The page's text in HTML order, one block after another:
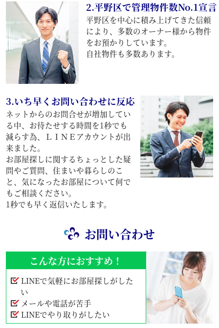
2.平野区で管理物件数No.1宣言
平野区を中心に積み上げてきた信頼
により、多数のオーナー様から物件
をお預かりしています。
自社物件も多数あります。
3.いち早くお問い合わせに反応
ネットからのお問合せが増加してい
る中、お待たせする時間を1秒でも
減らす為、ＬＩＮＥアカウントが出
来ました。
お部屋探しに関するちょっとした疑
問やご質問、住まいや暮らしのこ
と、気になったお部屋について何で
もご相談ください。
1秒でも早く返信いたします。
お問い合わせ
こんな方におすすめ！
LINEで気軽にお部屋探しがした
い
メールや電話が苦手
LINEでやり取りがしたい